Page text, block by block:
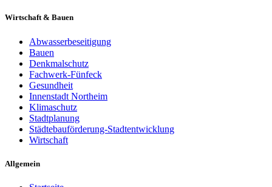
Wirtschaft & Bauen
Abwasserbeseitigung
Bauen
Denkmalschutz
Fachwerk-Fünfeck
Gesundheit
Innenstadt Northeim
Klimaschutz
Stadtplanung
Städtebauförderung-Stadtentwicklung
Wirtschaft
Allgemein